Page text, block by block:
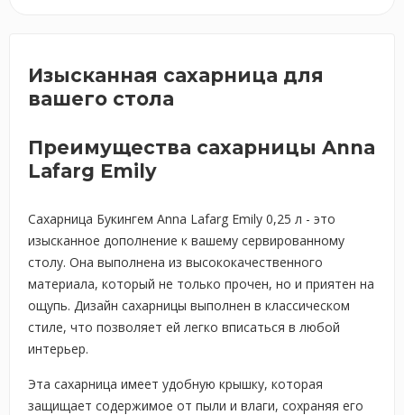
Изысканная сахарница для
вашего стола
Преимущества сахарницы Anna
Lafarg Emily
Сахарница Букингем Anna Lafarg Emily 0,25 л - это
изысканное дополнение к вашему сервированному
столу. Она выполнена из высококачественного
материала, который не только прочен, но и приятен на
ощупь. Дизайн сахарницы выполнен в классическом
стиле, что позволяет ей легко вписаться в любой
интерьер.
Эта сахарница имеет удобную крышку, которая
защищает содержимое от пыли и влаги, сохраняя его